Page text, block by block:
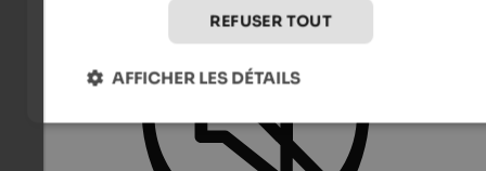
REFUSER TOUT
AFFICHER LES DÉTAILS